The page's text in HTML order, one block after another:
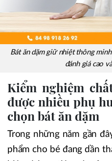
Bát ăn dặm giữ nhiệt thông
đánh giá cao
Kiểm nghiệm
được nhiều phụ
chọn bát ăn dặm
Trong những năm gần
phẩm cho bé đang dần